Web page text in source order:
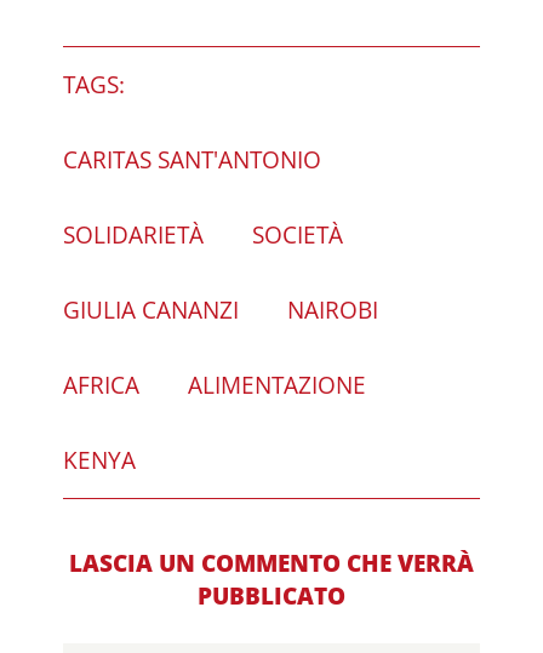
TAGS:
CARITAS SANT'ANTONIO
SOLIDARIETÀ SOCIETÀ
GIULIA CANANZI NAIROBI
AFRICA ALIMENTAZIONE
KENYA
LASCIA UN COMMENTO CHE VERRÀ
PUBBLICATO